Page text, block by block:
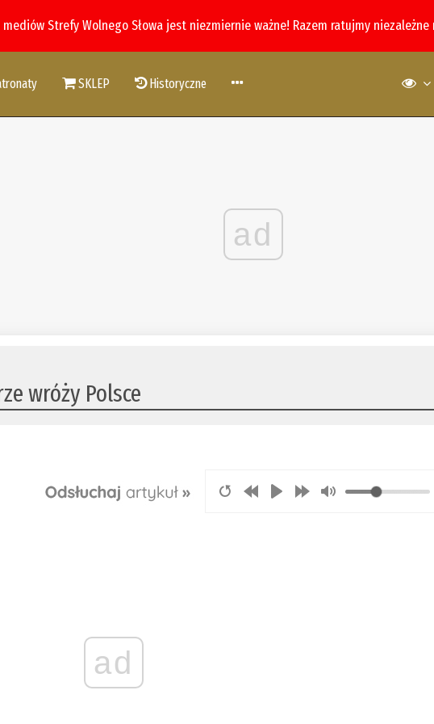
Strefy Wolnego Słowa jest niezmiernie ważne! Razem ratujmy
SKLEP Historyczne
ad
wróży Polsce
ad